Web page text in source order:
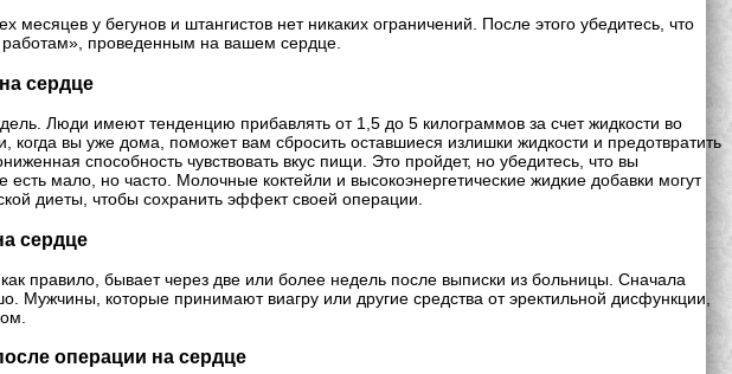
у бегунов и штангистов нет никаких ограничений. После этого убедитесь, что
проведенным на вашем сердце.
сердце
Люди имеют тенденцию прибавлять от 1,5 до 5 килограммов за счет жидкости во
вы уже дома, поможет вам сбросить оставшиеся излишки жидкости и предотвратить
способность чувствовать вкус пищи. Это пройдет, но убедитесь, что вы
мало, но часто. Молочные коктейли и высокоэнергетические жидкие добавки могут
диеты, чтобы сохранить эффект своей операции.
сердце
правило, бывает через две или более недель после выписки из больницы. Сначала
которые принимают виагру или другие средства от эректильной дисфункции,
операции на сердце